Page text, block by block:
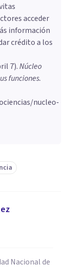
acceder
información
crédito a los
7).Núcleo
funciones.
nucleo-
Nacional de